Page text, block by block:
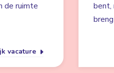
de ruimte
vacature
bent,